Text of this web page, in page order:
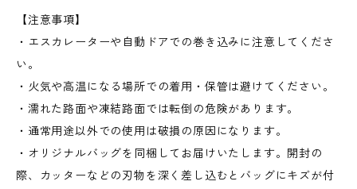
【注意事項】
・エスカレーターや自動ドアでの巻き込みに注意してくださ
い。
・火気や高温になる場所での着用・保管は避けてください。
・濡れた路面や凍結路面では転倒の危険があります。
・通常用途以外での使用は破損の原因になります。
・オリジナルバッグを同梱してお届けいたします。開封の
際、カッターなどの刃物を深く差し込むとバッグにキズが付